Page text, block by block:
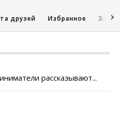
друзей Избранное
рассказывают...